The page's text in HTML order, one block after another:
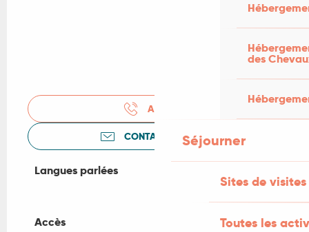
des
Séjourner
Sites de visites
Toutes les
APPELER
CONTACTEZ-NOUS
Langues parlées
Langues parlées
Accès
Accès